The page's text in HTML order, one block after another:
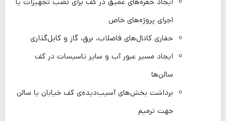
اجرای پروژه‌های خاص
حفاری کانال‌های فاضلاب، برق، گاز و کابل‌گذاری
ایجاد مسیر عبور آب و سایر تاسیسات در کف
سالن‌ها
برداشت بخش‌های آسیب‌دیده‌ی کف خیابان یا سالن
جهت ترمیم